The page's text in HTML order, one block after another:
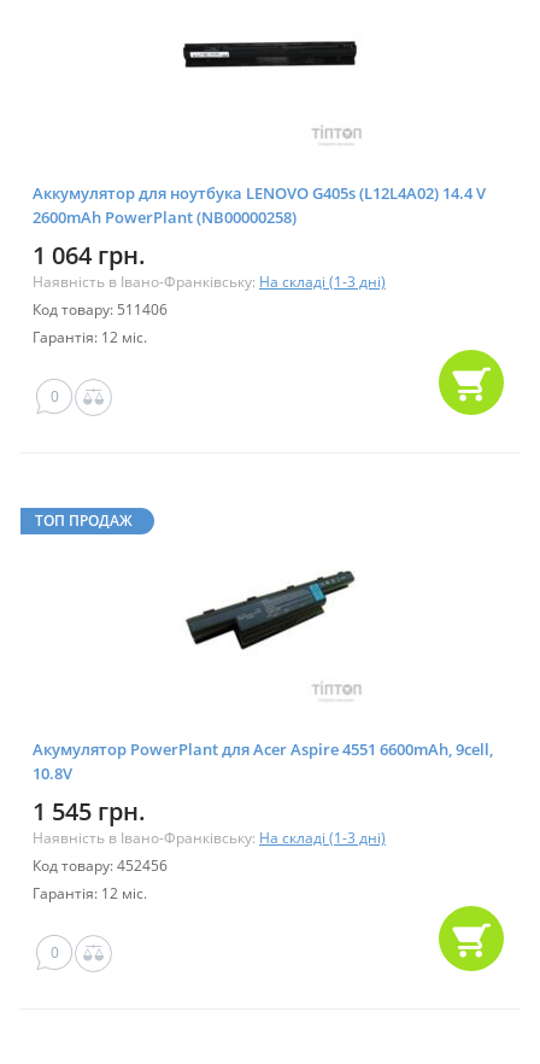
Аккумулятор для ноутбука LENOVO G405s (L12L4A02) 14.4 V
2600mAh PowerPlant (NB00000258)
1 064 грн.
Наявність в Івано-Франківську: На складі (1-3 дні)
Код товару: 511406
Гарантія: 12 міс.
0
ТОП ПРОДАЖ
Акумулятор PowerPlant для Acer Aspire 4551 6600mAh, 9cell,
10.8V
1 545 грн.
Наявність в Івано-Франківську: На складі (1-3 дні)
Код товару: 452456
Гарантія: 12 міс.
0